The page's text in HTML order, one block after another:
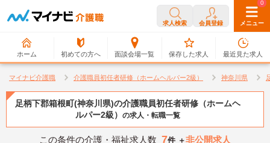
求人検索 会員登録 メニュー
ホーム 初めての方へ 面談会場一覧
0
保存した求人
0
最近見た求人
マイナビ介護職 介護職員初任者研修（ホームヘルパー2級） 神奈川県
足柄下郡箱根町(神奈川県)の介護職員初任者研修（ホームヘ
ルパー2級） の求人・転職一覧
この条件の介護・福祉求人数 7件 ＋非公開求人